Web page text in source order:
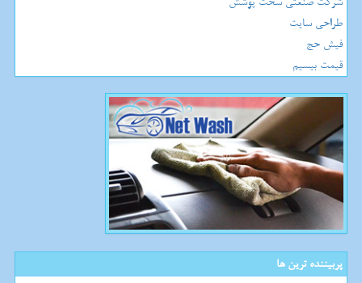
طراحی سایت
فیش حج
قیمت بیسیم
پربیننده ترین ها